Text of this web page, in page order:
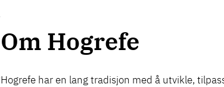
Om Hogrefe
Hogrefe har en lang tradisjon med å utvikle,